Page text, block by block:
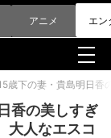
アニメ エン
歳下の妻・貴島明日香
香の美しすぎ
大人なエスコ